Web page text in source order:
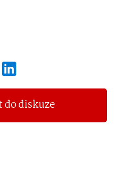
diskuze